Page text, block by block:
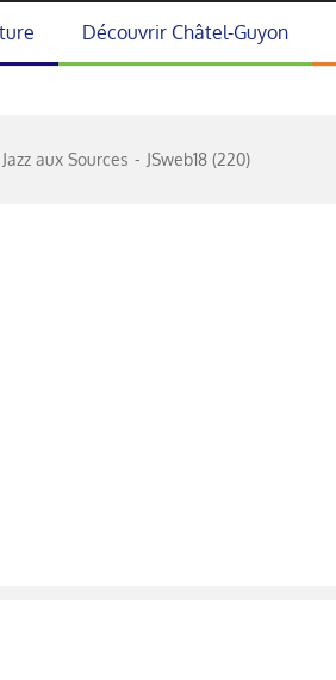
Découvrir Châtel-Guyon
aux Sources JSweb18 (220)